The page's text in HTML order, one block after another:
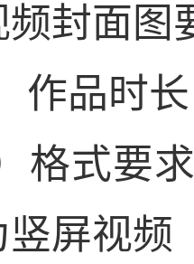
频封面图
作品时
格式要
竖屏视频